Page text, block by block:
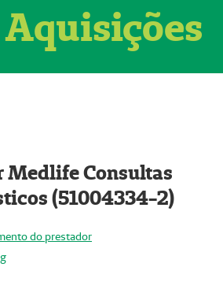
Medlife Consultas
(51004334-2)
do prestador